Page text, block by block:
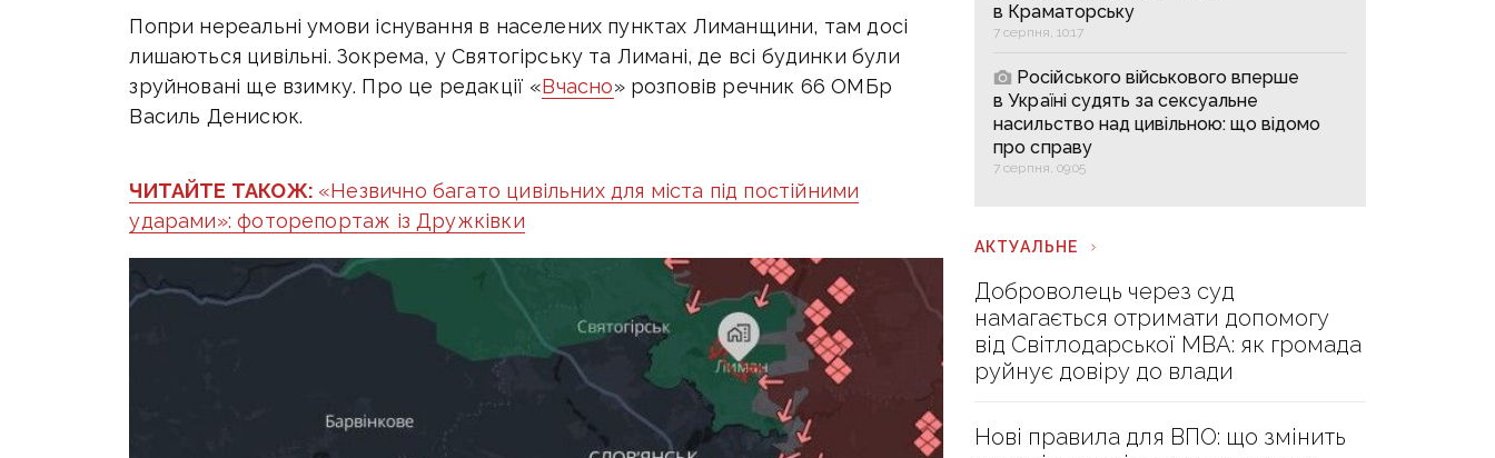
Попри нереальні умови існування в населених пунктах Лиманщини, там досі
лишаються цивільні. Зокрема, у Святогірську та Лимані, де всі будинки були
зруйновані ще взимку. Про це редакції «Вчасно» розповів речник 66 ОМБр
Василь Денисюк.
ЧИТАЙТЕ ТАКОЖ: «Незвично багато цивільних для міста під постійними
ударами»: фоторепортаж із Дружківки
в Краматорську
7 серпня, 10:17
Російського військового вперше
в Україні судять за сексуальне
насильство над цивільною: що відомо
про справу
7 серпня, 09:05
АКТУАЛЬНЕ
Доброволець через суд
намагається отримати допомогу
від Світлодарської МВА: як громада
руйнує довіру до влади
Нові правила для ВПО: що змінить